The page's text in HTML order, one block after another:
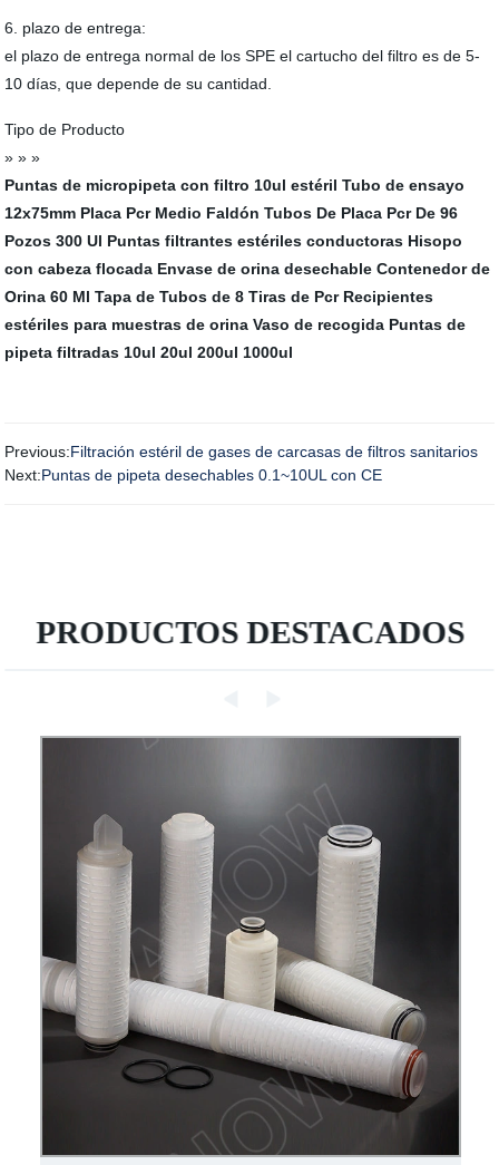
6. plazo de entrega:
el plazo de entrega normal de los SPE el cartucho del filtro es de 5-
10 días, que depende de su cantidad.
Tipo de Producto
» » »
Puntas de micropipeta con filtro 10ul estéril Tubo de ensayo
12x75mm Placa Pcr Medio Faldón Tubos De Placa Pcr De 96
Pozos 300 Ul Puntas filtrantes estériles conductoras Hisopo
con cabeza flocada Envase de orina desechable Contenedor de
Orina 60 Ml Tapa de Tubos de 8 Tiras de Pcr Recipientes
estériles para muestras de orina Vaso de recogida Puntas de
pipeta filtradas 10ul 20ul 200ul 1000ul
Previous:Filtración estéril de gases de carcasas de filtros sanitarios
Next:Puntas de pipeta desechables 0.1~10UL con CE
PRODUCTOS DESTACADOS